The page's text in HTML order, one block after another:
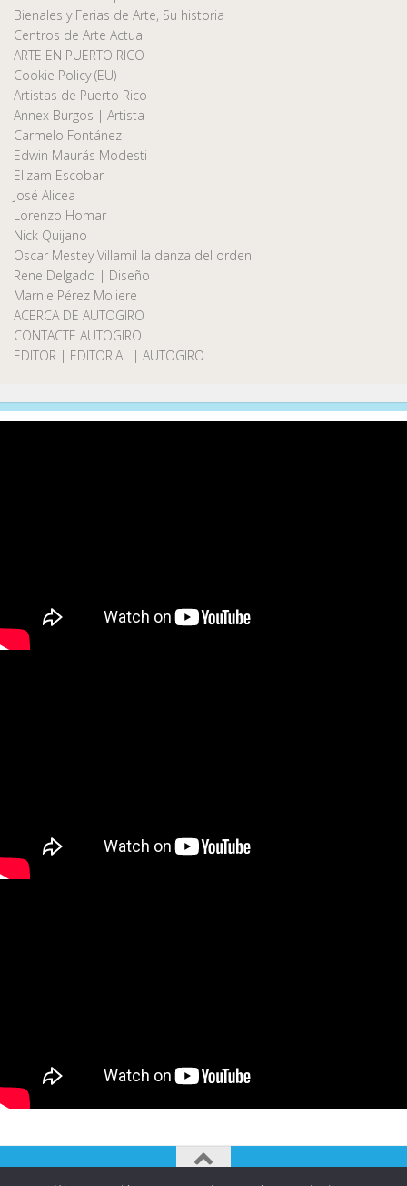
Bienales y Ferias de Arte, Su historia
Centros de Arte Actual
ARTE EN PUERTO RICO
Cookie Policy (EU)
Artistas de Puerto Rico
Annex Burgos | Artista
Carmelo Fontánez
Edwin Maurás Modesti
Elizam Escobar
José Alicea
Lorenzo Homar
Nick Quijano
Oscar Mestey Villamil la danza del orden
Rene Delgado | Diseño
Marnie Pérez Moliere
ACERCA DE AUTOGIRO
CONTACTE AUTOGIRO
EDITOR | EDITORIAL | AUTOGIRO